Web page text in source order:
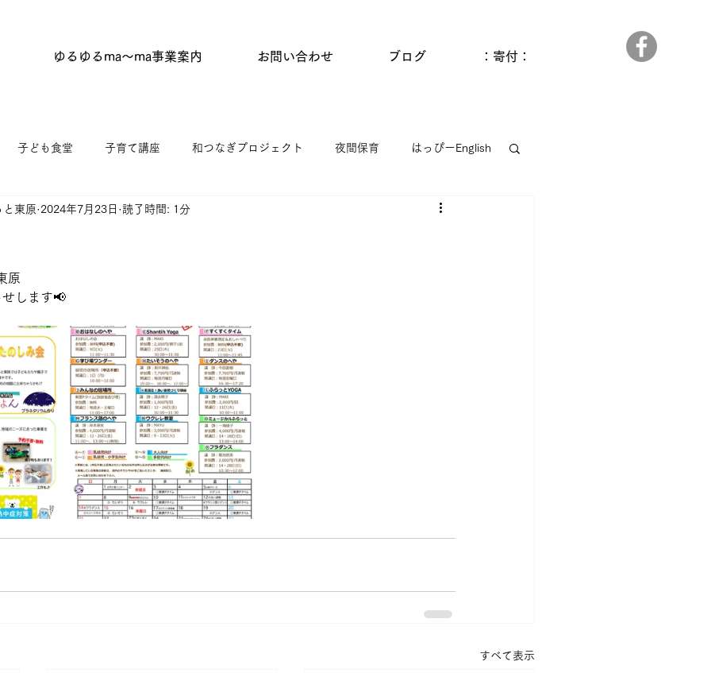
ゆるゆるma〜ma事業案内 お問い合わせ ブログ ：寄付：
子ども食堂 子育て講座 和つなぎプロジェクト 夜間保育 はっぴーEnglish
イム はらっぱひろば 杉並わっか塾 ゆうゆう和田館
ティふらっと東原
と東原 2024年7月23日 読了時間: 1分
原
します📢
すべて表示